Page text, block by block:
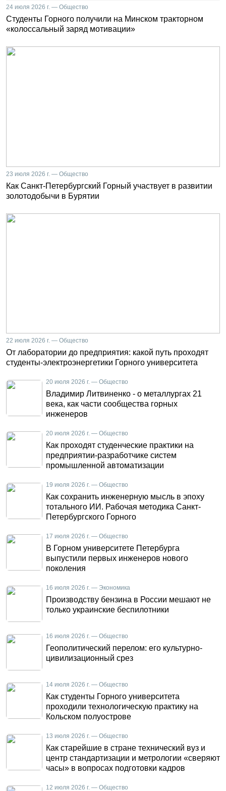
24 июля 2026 г. — Общество
Студенты Горного получили на Минском тракторном
«колоссальный заряд мотивации»
23 июля 2026 г. — Общество
Как Санкт-Петербургский Горный участвует в развитии
золотодобычи в Бурятии
22 июля 2026 г. — Общество
От лаборатории до предприятия: какой путь проходят
студенты-электроэнергетики Горного университета
20 июля 2026 г. — Общество
Владимир Литвиненко - о металлургах 21
века, как части сообщества горных
инженеров
20 июля 2026 г. — Общество
Как проходят студенческие практики на
предприятии-разработчике систем
промышленной автоматизации
19 июля 2026 г. — Общество
Как сохранить инженерную мысль в эпоху
тотального ИИ. Рабочая методика Санкт-
Петербургского Горного
17 июля 2026 г. — Общество
В Горном университете Петербурга
выпустили первых инженеров нового
поколения
16 июля 2026 г. — Экономика
Производству бензина в России мешают не
только украинские беспилотники
16 июля 2026 г. — Общество
Геополитический перелом: его культурно-
цивилизационный срез
14 июля 2026 г. — Общество
Как студенты Горного университета
проходили технологическую практику на
Кольском полуострове
13 июля 2026 г. — Общество
Как старейшие в стране технический вуз и
центр стандартизации и метрологии «сверяют
часы» в вопросах подготовки кадров
12 июля 2026 г. — Общество